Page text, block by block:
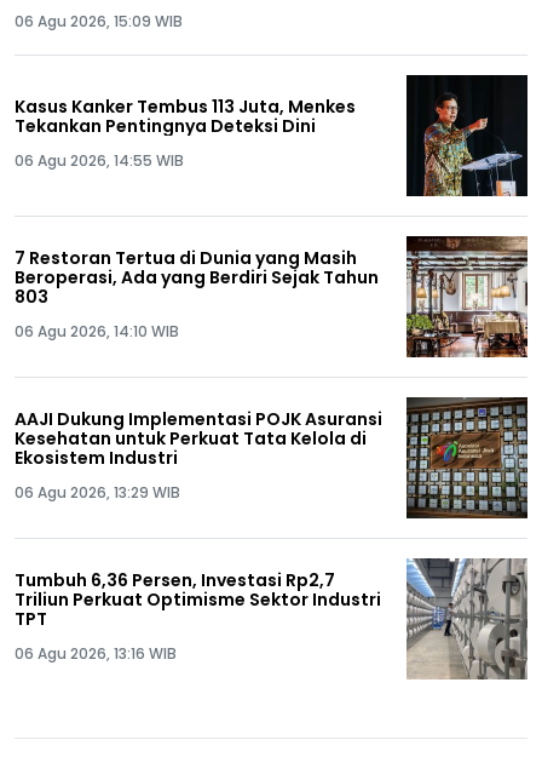
06 Agu 2026, 15:09 WIB
Kasus Kanker Tembus 113 Juta, Menkes
Tekankan Pentingnya Deteksi Dini
06 Agu 2026, 14:55 WIB
7 Restoran Tertua di Dunia yang Masih
Beroperasi, Ada yang Berdiri Sejak Tahun
803
06 Agu 2026, 14:10 WIB
AAJI Dukung Implementasi POJK Asuransi
Kesehatan untuk Perkuat Tata Kelola di
Ekosistem Industri
06 Agu 2026, 13:29 WIB
Tumbuh 6,36 Persen, Investasi Rp2,7
Triliun Perkuat Optimisme Sektor Industri
TPT
06 Agu 2026, 13:16 WIB